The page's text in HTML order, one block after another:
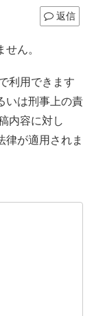
返信
ん。
利用できます
いは刑事上の責
内容に対し
律が適用されま